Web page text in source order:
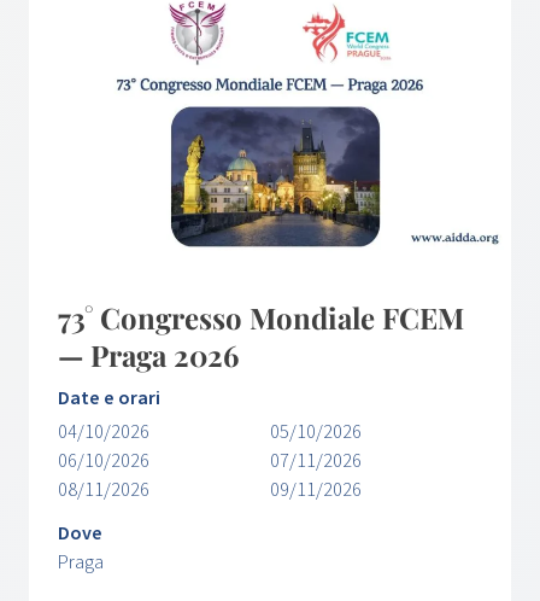
73° Congresso Mondiale FCEM
— Praga 2026
Date e orari
04/10/2026
05/10/2026
06/10/2026
07/11/2026
08/11/2026
09/11/2026
Dove
Praga